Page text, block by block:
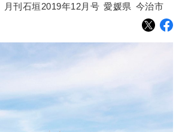
月刊石垣2019年12月号 愛媛県 今治市